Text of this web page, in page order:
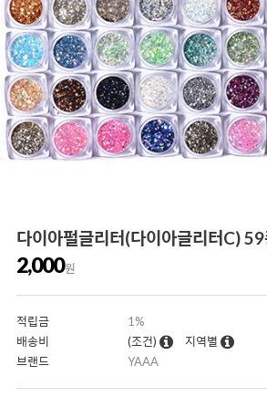
다이아펄글리터(다이아글리터C)
2,000원
적립금
1%
배송비
(조건)
지역별
브랜드
YAAA